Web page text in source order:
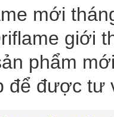
mới
giới
phẩm
để được tư